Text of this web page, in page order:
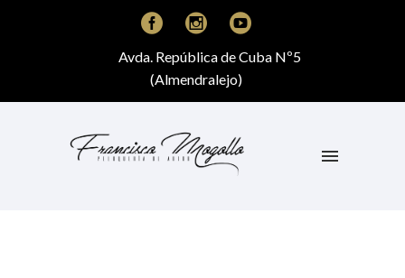
Avda. República de Cuba Nº5
(Almendralejo)